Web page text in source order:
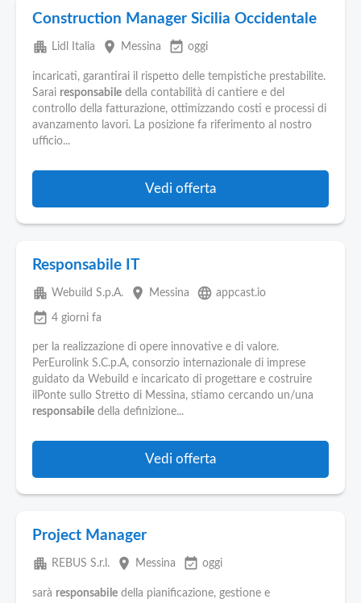
Construction Manager Sicilia Occidentale
apartment Lidl Italia place Messina event_available oggi
incaricati, garantirai il rispetto delle tempistiche prestabilite.
Sarai responsabile della contabilità di cantiere e del
controllo della fatturazione, ottimizzando costi e processi di
avanzamento lavori. La posizione fa riferimento al nostro
ufficio...
Vedi offerta
Responsabile IT
apartment Webuild S.p.A. place Messina language appcast.io
event_available 4 giorni fa
per la realizzazione di opere innovative e di valore.
PerEurolink S.C.p.A, consorzio internazionale di imprese
guidato da Webuild e incaricato di progettare e costruire
ilPonte sullo Stretto di Messina, stiamo cercando un/una
responsabile della definizione...
Vedi offerta
Project Manager
apartment REBUS S.r.l. place Messina event_available oggi
sarà responsabile della pianificazione, gestione e